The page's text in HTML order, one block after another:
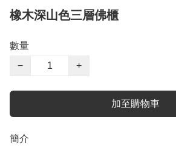
橡木深山色三層佛櫃
數量
−
+
加至購物車
簡介